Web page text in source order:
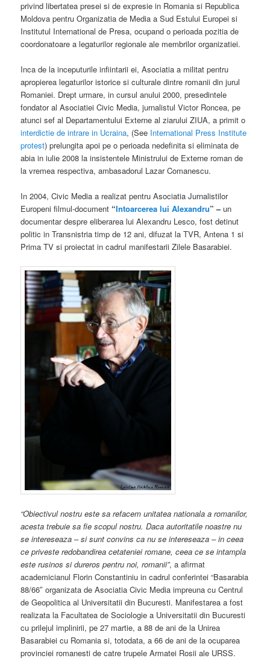
privind libertatea presei si de expresie in Romania si Republica
Moldova pentru Organizatia de Media a Sud Estului Europei si
Institutul International de Presa, ocupand o perioada pozitia de
coordonatoare a legaturilor regionale ale membrilor organizatiei.
Inca de la inceputurile infiintarii ei, Asociatia a militat pentru
apropierea legaturilor istorice si culturale dintre romanii din jurul
Romaniei. Drept urmare, in cursul anului 2000, presedintele
fondator al Asociatiei Civic Media, jurnalistul Victor Roncea, pe
atunci sef al Departamentului Externe al ziarului ZIUA, a primit o
interdictie de intrare in Ucraina, (See International Press Institute
protest) prelungita apoi pe o perioada nedefinita si eliminata de
abia in iulie 2008 la insistentele Ministrului de Externe roman de
la vremea respectiva, ambasadorul Lazar Comanescu.
In 2004, Civic Media a realizat pentru Asociatia Jurnalistilor
Europeni filmul-document “Intoarcerea lui Alexandru” –un
documentar despre eliberarea lui Alexandru Lesco, fost detinut
politic in Transnistria timp de 12 ani, difuzat la TVR, Antena 1 si
Prima TV si proiectat in cadrul manifestarii Zilele Basarabiei.
“Obiectivul nostru este sa refacem unitatea nationala a romanilor,
acesta trebuie sa fie scopul nostru. Daca autoritatile noastre nu
se intereseaza – si sunt convins ca nu se intereseaza – in ceea
ce priveste redobandirea cetateniei romane, ceea ce se intampla
este rusinos si dureros pentru noi, romanii”, a afirmat
academicianul Florin Constantiniu in cadrul conferintei “Basarabia
88/66″ organizata de Asociatia Civic Media impreuna cu Centrul
de Geopolitica al Universitatii din Bucuresti. Manifestarea a fost
realizata la Facultatea de Sociologie a Universitatii din Bucuresti
cu prilejul implinirii, pe 27 martie, a 88 de ani de la Unirea
Basarabiei cu Romania si, totodata, a 66 de ani de la ocuparea
provinciei romanesti de catre trupele Armatei Rosii ale URSS.